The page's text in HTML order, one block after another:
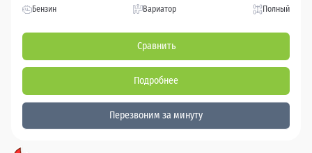
Бензин Вариатор Полный
Сравнить
Подробнее
Перезвоним за минуту